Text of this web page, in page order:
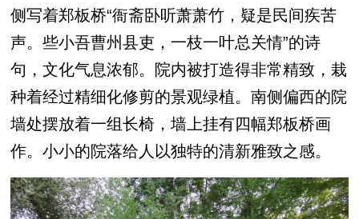
侧写着郑板桥“衙斋卧听萧萧竹，疑是民间疾苦
声。些小吾曹州县吏，一枝一叶总关情”的诗
句，文化气息浓郁。院内被打造得非常精致，栽
种着经过精细化修剪的景观绿植。南侧偏西的院
墙处摆放着一组长椅，墙上挂有四幅郑板桥画
作。小小的院落给人以独特的清新雅致之感。